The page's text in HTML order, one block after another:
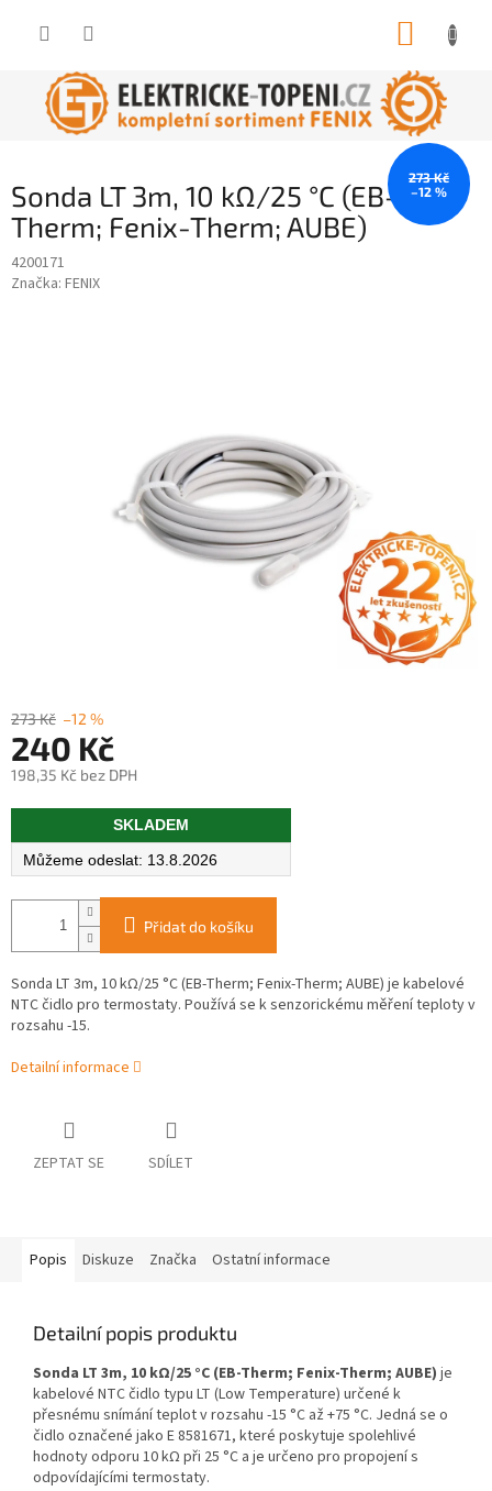
Sonda LT 3m, 10 kΩ/25 °C (EB-
Therm; Fenix-Therm; AUBE)
4200171
Značka: FENIX
273 Kč
–12 %
273 Kč –12 %
240 Kč
198,35 Kč bez DPH
Měrná
SKLADEM
13.8.2026
Přidat do košíku
Sonda LT 3m, 10 kΩ/25 °C (EB-Therm; Fenix-Therm; AUBE) je kabelové
NTC čidlo pro termostaty. Používá se k senzorickému měření teploty v
rozsahu -15.
Detailní informace
ZEPTAT SE SDÍLET
Popis Diskuze Značka Ostatní informace
Detailní popis produktu
Sonda LT 3m, 10 kΩ/25 °C (EB-Therm; Fenix-Therm; AUBE) je
kabelové NTC čidlo typu LT (Low Temperature) určené k
přesnému snímání teplot v rozsahu -15 °C až +75 °C. Jedná se o
čidlo označené jako E 8581671, které poskytuje spolehlivé
hodnoty odporu 10 kΩ při 25 °C a je určeno pro propojení s
odpovídajícími termostaty.